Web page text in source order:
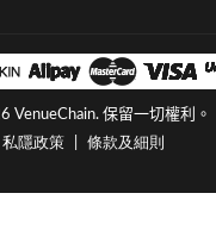
VenueChain. 保留一切權利。
私隱政策 條款及細則